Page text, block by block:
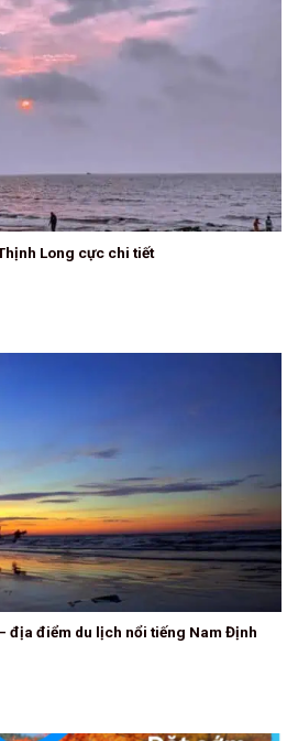
Long cực chi tiết
địa điểm du lịch nổi tiếng Nam Định